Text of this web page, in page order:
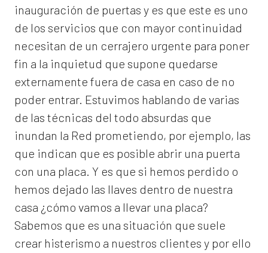
inauguración de puertas y es que este es uno
de los servicios que con mayor continuidad
necesitan de un cerrajero urgente para poner
fin a la inquietud que supone quedarse
externamente fuera de casa en caso de no
poder entrar. Estuvimos hablando de varias
de las técnicas del todo absurdas que
inundan la Red prometiendo, por ejemplo, las
que indican que es posible abrir una puerta
con una placa. Y es que si hemos perdido o
hemos dejado las llaves dentro de nuestra
casa ¿cómo vamos a llevar una placa?
Sabemos que es una situación que suele
crear histerismo a nuestros clientes y por ello